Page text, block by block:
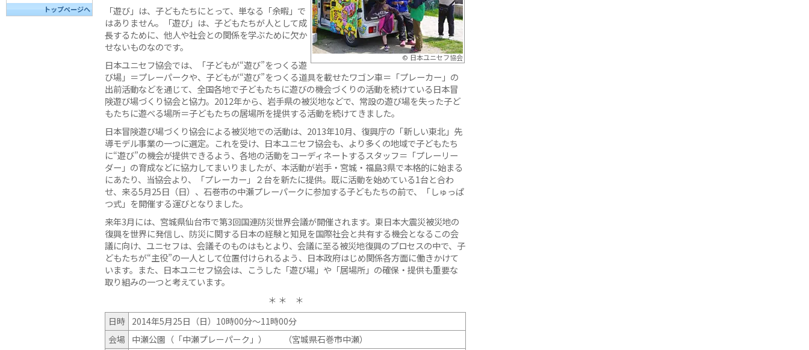
トップページへ
© 日本ユニセフ協会
「遊び」は、子どもたちにとって、単なる「余暇」で
はありません。「遊び」は、子どもたちが人として成
長するために、他人や社会との関係を学ぶために欠か
せないものなのです。
日本ユニセフ協会では、「子どもが“遊び”をつくる遊
び場」＝プレーパークや、子どもが“遊び”をつくる道具を載せたワゴン車＝「プレーカー」の
出前活動などを通じて、全国各地で子どもたちに遊びの機会づくりの活動を続けている日本冒
険遊び場づくり協会と協力。2012年から、岩手県の被災地などで、常設の遊び場を失った子ど
もたちに遊べる場所＝子どもたちの居場所を提供する活動を続けてきました。
日本冒険遊び場づくり協会による被災地での活動は、2013年10月、復興庁の「新しい東北」先
導モデル事業の一つに選定。これを受け、日本ユニセフ協会も、より多くの地域で子どもたち
に“遊び”の機会が提供できるよう、各地の活動をコーディネートするスタッフ＝「プレーリー
ダー」の育成などに協力してまいりましたが、本活動が岩手・宮城・福島3県で本格的に始まる
にあたり、当協会より、「プレーカー」２台を新たに提供。既に活動を始めている1台と合わ
せ、来る5月25日（日）、石巻市の中瀬プレーパークに参加する子どもたちの前で、「しゅっぱ
つ式」を開催する運びとなりました。
来年3月には、宮城県仙台市で第3回国連防災世界会議が開催されます。東日本大震災被災地の
復興を世界に発信し、防災に関する日本の経験と知見を国際社会と共有する機会となるこの会
議に向け、ユニセフは、会議そのものはもとより、会議に至る被災地復興のプロセスの中で、子
どもたちが“主役”の一人として位置付けられるよう、日本政府はじめ関係各方面に働きかけて
います。また、日本ユニセフ協会は、こうした「遊び場」や「居場所」の確保・提供も重要な
取り組みの一つと考えています。
＊ ＊ ＊
日時 2014年5月25日（日）10時00分〜11時00分
会場
中瀬公園（「中瀬プレーパーク」） （宮城県石巻市中瀬）